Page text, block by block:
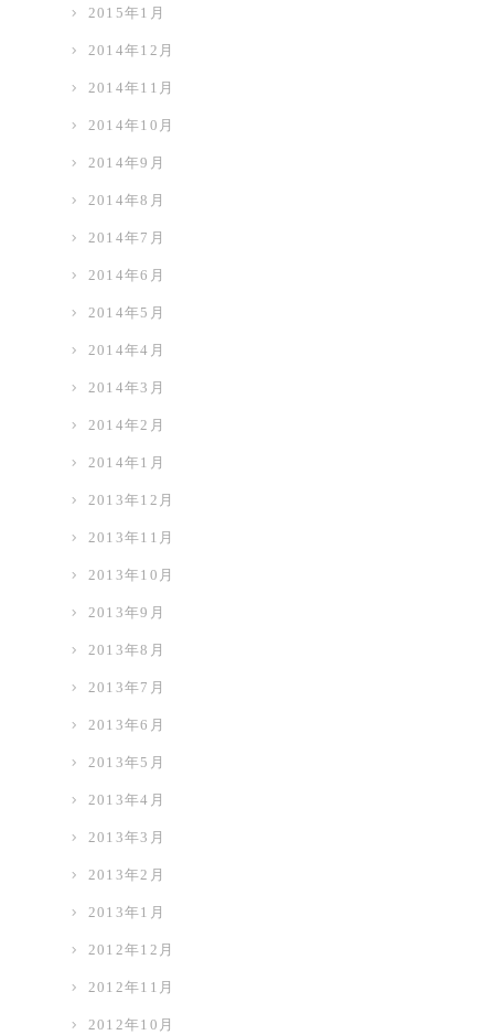
2015年1月
2014年12月
2014年11月
2014年10月
2014年9月
2014年8月
2014年7月
2014年6月
2014年5月
2014年4月
2014年3月
2014年2月
2014年1月
2013年12月
2013年11月
2013年10月
2013年9月
2013年8月
2013年7月
2013年6月
2013年5月
2013年4月
2013年3月
2013年2月
2013年1月
2012年12月
2012年11月
2012年10月